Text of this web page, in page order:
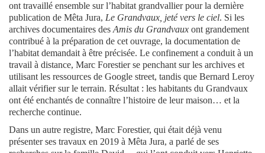
ont travaillé ensemble sur l’habitat grandvallier pour la dernière
publication de Mêta Jura, Le Grandvaux, jeté vers le ciel. Si les
archives documentaires des Amis du Grandvaux ont grandement
contribué à la préparation de cet ouvrage, la documentation de
l’habitat demandait à être précisée. Le confinement a conduit à un
travail à distance, Marc Forestier se penchant sur les archives et
utilisant les ressources de Google street, tandis que Bernard Leroy
allait vérifier sur le terrain. Résultat : les habitants du Grandvaux
ont été enchantés de connaître l’histoire de leur maison… et la
recherche continue.
Dans un autre registre, Marc Forestier, qui était déjà venu
présenter ses travaux en 2019 à Mêta Jura, a parlé de ses